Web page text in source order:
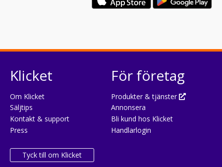
Klicket
Om Klicket
Säljtips
Kontakt & support
Press
Tyck till om Klicket
För företag
Produkter & tjänster
Annonsera
Bli kund hos Klicket
Handlarlogin